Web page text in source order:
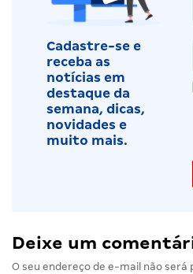
Cadastre-se e
receba as
notícias em
destaque da
semana, dicas,
novidades e
muito mais.
Deixe um
O seu endereço de e-mail não será